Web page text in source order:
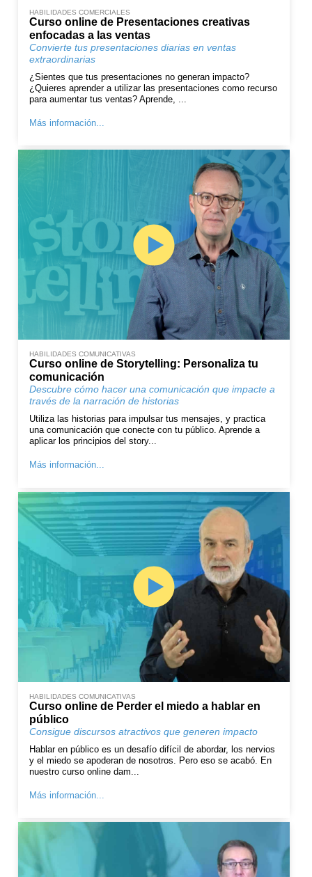
HABILIDADES COMERCIALES
Curso online de Presentaciones creativas
enfocadas a las ventas
Convierte tus presentaciones diarias en ventas
extraordinarias
¿Sientes que tus presentaciones no generan impacto?
¿Quieres aprender a utilizar las presentaciones como recurso
para aumentar tus ventas? Aprende, ...
Más información...
HABILIDADES COMUNICATIVAS
Curso online de Storytelling: Personaliza tu
comunicación
Descubre cómo hacer una comunicación que impacte a
través de la narración de historias
Utiliza las historias para impulsar tus mensajes, y practica
una comunicación que conecte con tu público. Aprende a
aplicar los principios del story...
Más información...
HABILIDADES COMUNICATIVAS
Curso online de Perder el miedo a hablar en
público
Consigue discursos atractivos que generen impacto
Hablar en público es un desafío difícil de abordar, los nervios
y el miedo se apoderan de nosotros. Pero eso se acabó. En
nuestro curso online dam...
Más información...